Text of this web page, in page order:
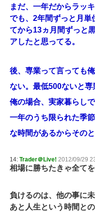
まだ、一年だからラッ
でも、2年間ずっと月単
てから13ヵ月間ずっと
アしたと思ってる。
後、専業って言っても
ない。最低500ないと専
俺の場合、実家暮らし
一年のうち限られた季
な時間があるからその
14: Trader＠Live! 2012/09/29
相場に勝ちたきゃ全てを
負けるのは、他の事に
あと人生という時間との